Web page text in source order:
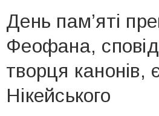
День пам’яті
Феофана,
творця канонів,
Нікейського